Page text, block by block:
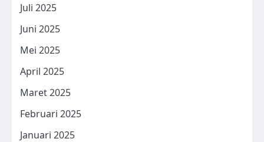
Juli 2025
Juni 2025
Mei 2025
April 2025
Maret 2025
Februari 2025
Januari 2025